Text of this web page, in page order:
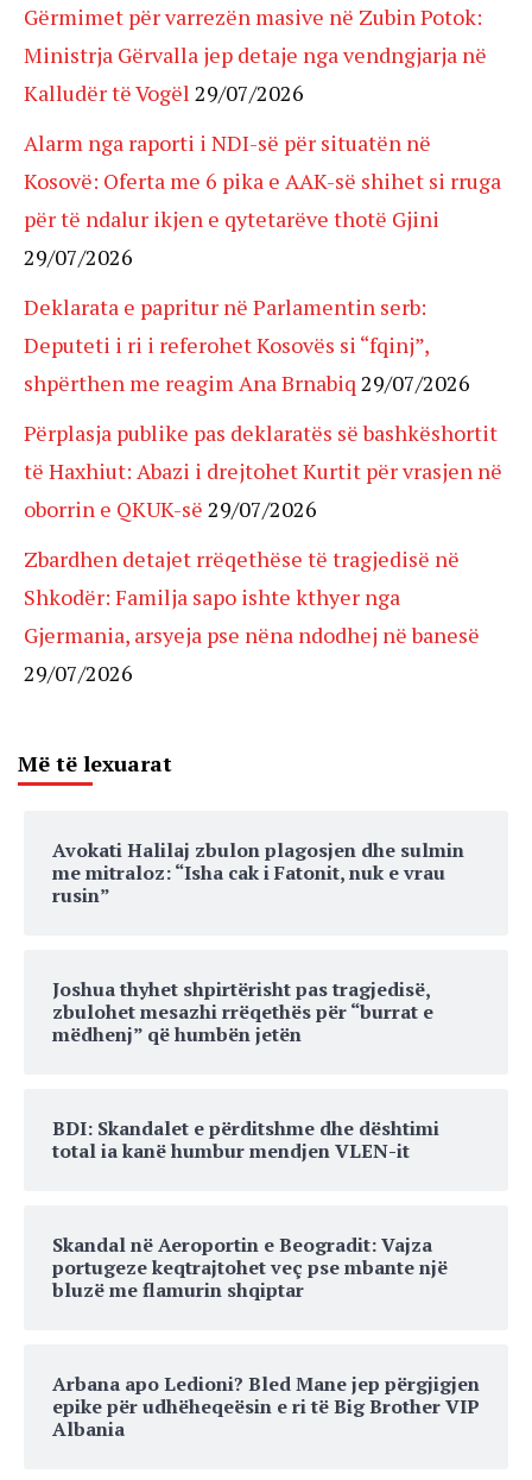
Gërmimet për varrezën masive në Zubin Potok:
Ministrja Gërvalla jep detaje nga vendngjarja në
Kalludër të Vogël 29/07/2026
Alarm nga raporti i NDI-së për situatën në
Kosovë: Oferta me 6 pika e AAK-së shihet si rruga
për të ndalur ikjen e qytetarëve thotë Gjini
29/07/2026
Deklarata e papritur në Parlamentin serb:
Deputeti i ri i referohet Kosovës si “fqinj”,
shpërthen me reagim Ana Brnabiq 29/07/2026
Përplasja publike pas deklaratës së bashkëshortit
të Haxhiut: Abazi i drejtohet Kurtit për vrasjen në
oborrin e QKUK-së 29/07/2026
Zbardhen detajet rrëqethëse të tragjedisë në
Shkodër: Familja sapo ishte kthyer nga
Gjermania, arsyeja pse nëna ndodhej në banesë
29/07/2026
Më të lexuarat
Avokati Halilaj zbulon plagosjen dhe sulmin
me mitraloz: “Isha cak i Fatonit, nuk e vrau
rusin”
Joshua thyhet shpirtërisht pas tragjedisë,
zbulohet mesazhi rrëqethës për “burrat e
mëdhenj” që humbën jetën
BDI: Skandalet e përditshme dhe dështimi
total ia kanë humbur mendjen VLEN-it
Skandal në Aeroportin e Beogradit: Vajza
portugeze keqtrajtohet veç pse mbante një
bluzë me flamurin shqiptar
Arbana apo Ledioni? Bled Mane jep përgjigjen
epike për udhëheqeësin e ri të Big Brother VIP
Albania